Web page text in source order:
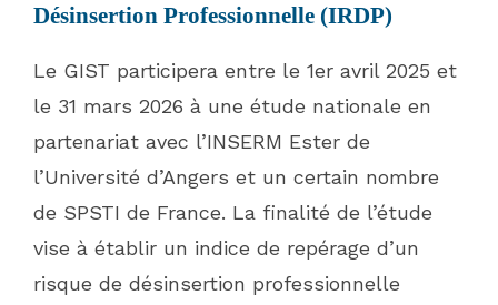
Désinsertion Professionnelle (IRDP)
Le GIST participera entre le 1er avril 2025 et
le 31 mars 2026 à une étude nationale en
partenariat avec l’INSERM Ester de
l’Université d’Angers et un certain nombre
de SPSTI de France. La finalité de l’étude
vise à établir un indice de repérage d’un
risque de désinsertion professionnelle